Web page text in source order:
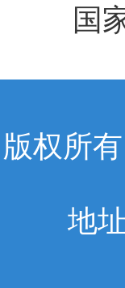
国
版权所
地